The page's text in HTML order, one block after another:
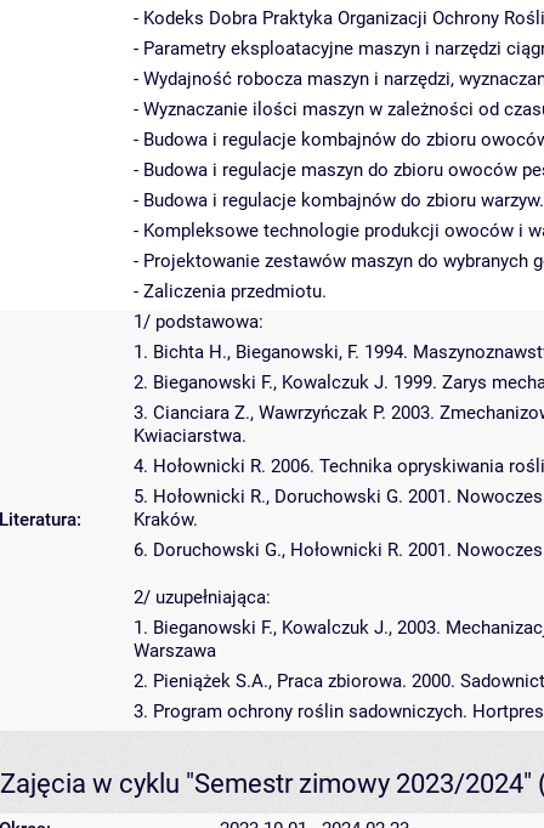
- Kodeks Dobra Praktyka Organizacji Ochrony
- Parametry eksploatacyjne maszyn i narzędzi
- Wydajność robocza maszyn i narzędzi,
- Wyznaczanie ilości maszyn w zależności od
- Budowa i regulacje kombajnów do zbioru
- Budowa i regulacje maszyn do zbioru owoców
- Budowa i regulacje kombajnów do zbioru warzyw.
- Kompleksowe technologie produkcji owoców i
- Projektowanie zestawów maszyn do wybranych
- Zaliczenia przedmiotu.
Literatura:
1/ podstawowa:
1. Bichta H., Bieganowski, F. 1994.
2. Bieganowski F., Kowalczuk J. 1999. Zarys
3. Cianciara Z., Wawrzyńczak P. 2003.
Kwiaciarstwa.
4. Hołownicki R. 2006. Technika opryskiwania
5. Hołownicki R., Doruchowski G. 2001.
Kraków.
6. Doruchowski G., Hołownicki R. 2001.
2/ uzupełniająca:
1. Bieganowski F., Kowalczuk J., 2003.
Warszawa
2. Pieniążek S.A., Praca zbiorowa. 2000.
3. Program ochrony roślin sadowniczych.
Zajęcia w cyklu "Semestr zimowy 2023/2024"